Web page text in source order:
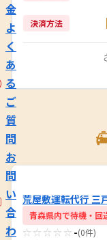
金
よ
く
あ
る
ご
質
問
お
問
い
合
わ
決済方法
荒屋敷運転代行 三
青森県内で待機・回
☆☆☆☆☆ -(0件)